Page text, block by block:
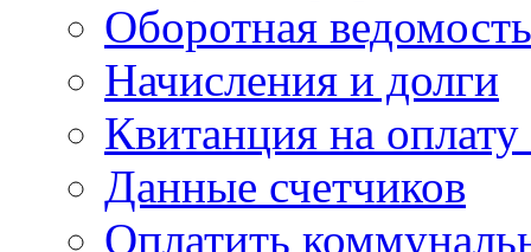
Оборотная ведомость
Начисления и долги
Квитанция на
Данные счетчиков
Оплатить